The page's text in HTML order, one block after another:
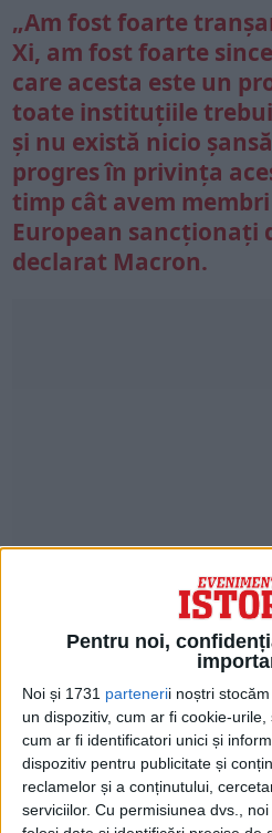
Pentru noi,
Noi și 1731 partenerii noștri
un dispozitiv, cum ar fi cookie-
cum ar fi identificatori unici și
dispozitiv pentru publicitate și
reclamelor și a conținutului,
serviciilor. Cu permisiunea dvs.,
„Am fost foarte
Xi, am fost foarte
care acesta este un
toate instituțiile
și nu există nicio
progres în privința
timp cât avem
European sancționați
declarat Macron.
Beijingul s-a dovedit
să dezvolte o politică
China, folosind
la potențiale interdicții
francez și spaniol la
Republica Chineză va
americane Boeing în